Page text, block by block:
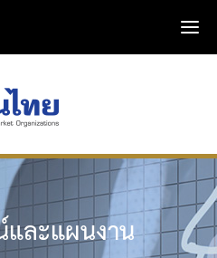
ละแผนงาน